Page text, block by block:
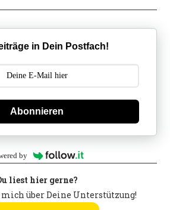
in Dein Postfach!
Abonnieren
by
liest hier gerne?
über Deine Unterstützung!